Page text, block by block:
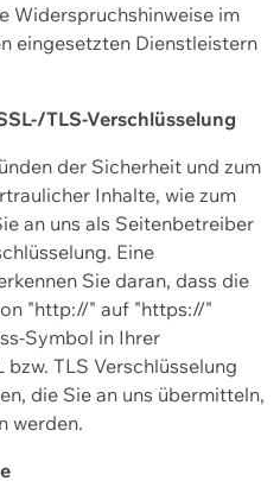
Widerspruchshinweise im
eingesetzten Dienstleistern
TLS-Verschlüsselung
der Sicherheit und zum
Inhalte, wie zum
an uns als Seitenbetreiber
Eine
Sie daran, dass die
"http://" auf "https://"
Symbol in Ihrer
TLS Verschlüsselung
die Sie an uns übermitteln,
werden.